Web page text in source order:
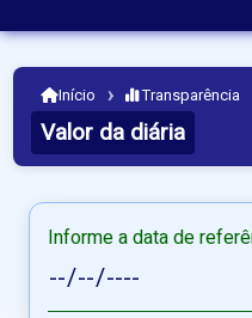
Início › Transparência
Valor da diária
Informe a data de